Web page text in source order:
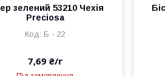
зелений 53210 Чехія
Preciosa
Б - 22
7,69 ₴/г